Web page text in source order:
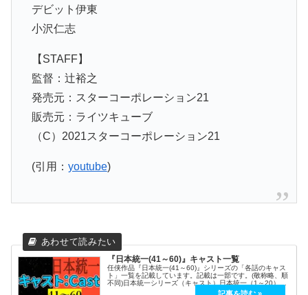
デビット伊東
小沢仁志
【STAFF】
監督：辻裕之
発売元：スターコーポレーション21
販売元：ライツキューブ
（C）2021スターコーポレーション21
(引用： youtube)
『日本統一(41～60)』キャスト一覧
任侠作品『日本統一(41～60)』シリーズの「各話のキャス
ト」一覧を記載しています。記載は一部です。(敬称略、順
不同)日本統一シリーズ（キャスト）日本統一（1～20）日
本統一（21～40）日本統一（41～60）日本統一（61～）